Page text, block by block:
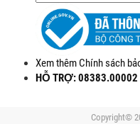
Xem thêm Chính sách
HỖ TRỢ:
Copyright©